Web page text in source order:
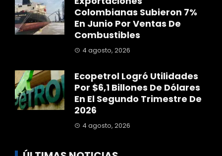
Colombianas Subieron 7%
En Junio Por Ventas De
Combustibles
4 agosto, 2026
Ecopetrol Logró Utilidades
Por $6,1 Billones De Dólares
En El Segundo Trimestre De
2026
4 agosto, 2026